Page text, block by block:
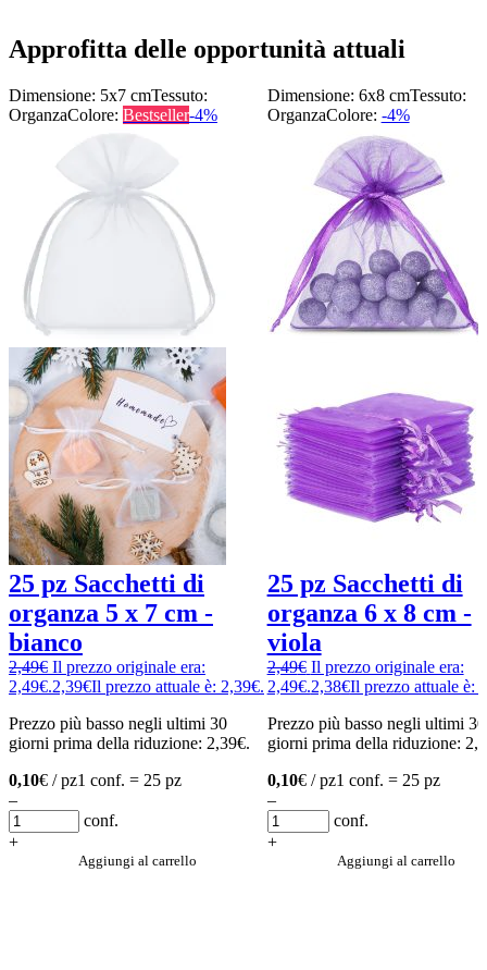
Approfitta delle opportunità attuali
Dimensione: 5x7 cmTessuto:
OrganzaColore: Bestseller-4%
25 pz Sacchetti di
organza 5 x 7 cm -
bianco
2,49€ Il prezzo originale era:
2,49€.2,39€Il prezzo attuale è: 2,39€.
Prezzo più basso negli ultimi 30
giorni prima della riduzione: 2,39€.
0,10€ / pz1 conf. = 25 pz
–
conf.
+
Aggiungi al carrello
Dimensione: 6x8 cmTessuto:
OrganzaColore: -4%
25 pz Sacchetti di
organza 6 x 8 cm -
viola
2,49€ Il prezzo originale era:
2,49€.2,38€Il prezzo attuale è:
Prezzo più basso negli ultimi 30
giorni prima della riduzione:
0,10€ / pz1 conf. = 25 pz
–
conf.
+
Aggiungi al carrello